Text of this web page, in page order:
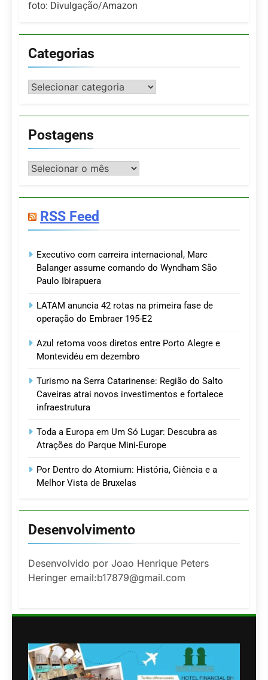
foto: Divulgação/Amazon
Categorias
Categorias
Postagens
Postagens
RSS Feed
Executivo com carreira internacional, Marc
Balanger assume comando do Wyndham São
Paulo Ibirapuera
LATAM anuncia 42 rotas na primeira fase de
operação do Embraer 195-E2
Azul retoma voos diretos entre Porto Alegre e
Montevidéu em dezembro
Turismo na Serra Catarinense: Região do Salto
Caveiras atrai novos investimentos e fortalece
infraestrutura
Toda a Europa em Um Só Lugar: Descubra as
Atrações do Parque Mini-Europe
Por Dentro do Atomium: História, Ciência e a
Melhor Vista de Bruxelas
Desenvolvimento
Desenvolvido por Joao Henrique Peters
Heringer email:b17879@gmail.com